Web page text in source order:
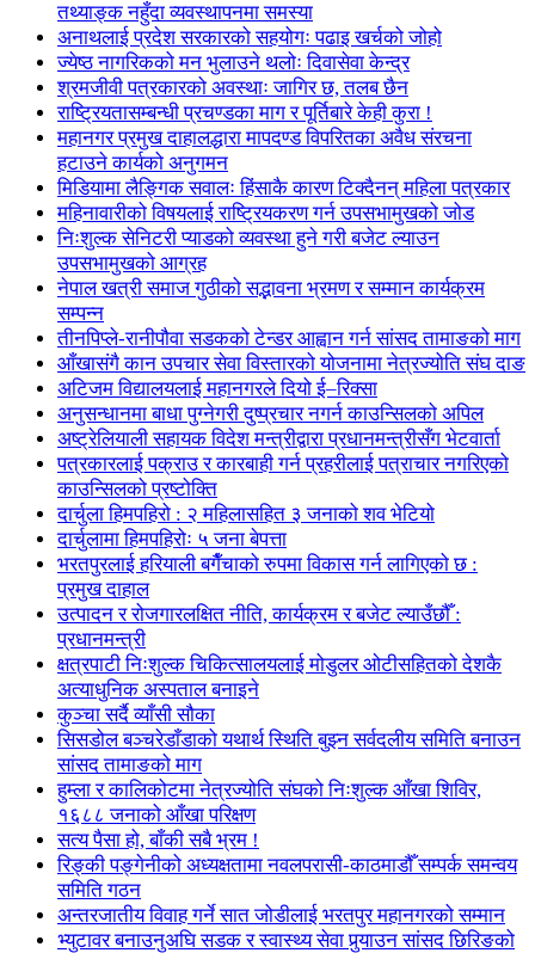
तथ्याङ्क नहुँदा व्यवस्थापनमा समस्या
अनाथलाई प्रदेश सरकारको सहयोगः पढाइ खर्चको जोहो
ज्येष्ठ नागरिकको मन भुलाउने थलोः दिवासेवा केन्द्र
श्रमजीवी पत्रकारको अवस्थाः जागिर छ, तलब छैन
राष्ट्रियतासम्बन्धी प्रचण्डका माग र पूर्तिबारे केही कुरा !
महानगर प्रमुख दाहालद्धारा मापदण्ड विपरितका अवैध संरचना
हटाउने कार्यको अनुगमन
मिडियामा लैङ्गिक सवालः हिंसाकै कारण टिक्दैनन् महिला पत्रकार
महिनावारीको विषयलाई राष्ट्रियकरण गर्न उपसभामुखको जोड
निःशुल्क सेनिटरी प्याडको व्यवस्था हुने गरी बजेट ल्याउन
उपसभामुखको आग्रह
नेपाल खत्री समाज गुठीको सद्भावना भ्रमण र सम्मान कार्यक्रम
सम्पन्न
तीनपिप्ले-रानीपौवा सडकको टेन्डर आह्वान गर्न सांसद तामाङको माग
आँखासंगै कान उपचार सेवा विस्तारको योजनामा नेत्रज्योति संघ दाङ
अटिजम विद्यालयलाई महानगरले दियो ई–रिक्सा
अनुसन्धानमा बाधा पुग्नेगरी दुष्प्रचार नगर्न काउन्सिलको अपिल
अष्ट्रेलियाली सहायक विदेश मन्त्रीद्वारा प्रधानमन्त्रीसँग भेटवार्ता
पत्रकारलाई पक्राउ र कारबाही गर्न प्रहरीलाई पत्राचार नगरिएको
काउन्सिलको प्रष्टोक्ति
दार्चुला हिमपहिरो : २ महिलासहित ३ जनाको शव भेटियो
दार्चुलामा हिमपहिरोः ५ जना बेपत्ता
भरतपुरलाई हरियाली बगैँचाको रुपमा विकास गर्न लागिएको छ :
प्रमुख दाहाल
उत्पादन र रोजगारलक्षित नीति, कार्यक्रम र बजेट ल्याउँछौँ :
प्रधानमन्त्री
क्षत्रपाटी निःशुल्क चिकित्सालयलाई मोडुलर ओटीसहितको देशकै
अत्याधुनिक अस्पताल बनाइने
कुञ्चा सर्दै व्याँसी सौका
सिसडोल बञ्चरेडाँडाको यथार्थ स्थिति बुझ्न सर्वदलीय समिति बनाउन
सांसद तामाङको माग
हुम्ला र कालिकोटमा नेत्रज्योति संघको निःशुल्क आँखा शिविर,
१६८८ जनाको आँखा परिक्षण
सत्य पैसा हो, बाँकी सबै भ्रम !
रिङ्की पङ्गेनीको अध्यक्षतामा नवलपरासी-काठमाडौँ सम्पर्क समन्वय
समिति गठन
अन्तरजातीय विवाह गर्ने सात जोडीलाई भरतपुर महानगरको सम्मान
भ्युटावर बनाउनुअघि सडक र स्वास्थ्य सेवा पुर्‍याउन सांसद छिरिङको